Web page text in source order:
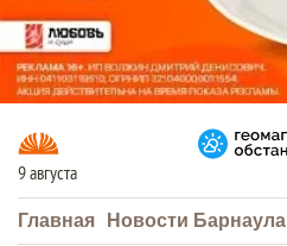
9 августа
Главная Новости Барнаула